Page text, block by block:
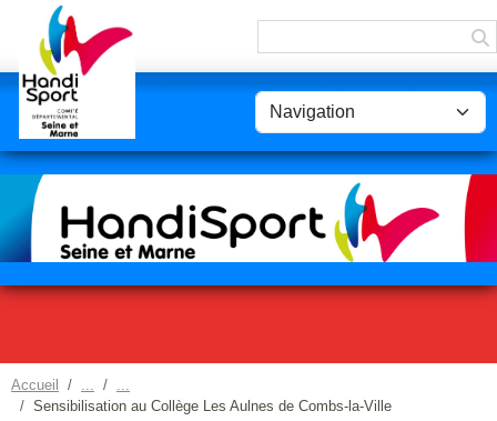
Accueil
Sensibilisation au Collège Les Aulnes de Combs-la-Ville
Panneau de gestion des cookies